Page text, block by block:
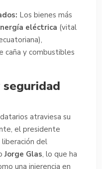
Los bienes más
eléctrica (vital
caña y combustibles
atraviesa su
el presidente
del
Jorge Glas, lo que ha
una injerencia en